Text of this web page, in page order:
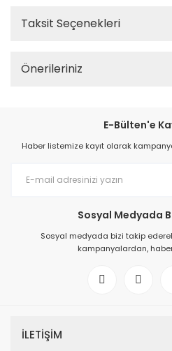
Taksit Seçenekleri
Önerileriniz
E-Bülten'e
Haber listemize kayıt olarak
Sosyal Medyada
Sosyal medyada bizi takip
kampanyalardan,
İLETİŞİM